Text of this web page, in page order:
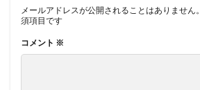
メールアドレスが公開されることはありません。
須項目です
コメント ※